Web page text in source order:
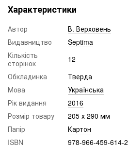
Характеристики
Автор
В. Верховень
Видавництво
Septima
Кількість
сторінок
12
Обкладинка
Тверда
Мова
Українська
Рік видання
2016
Розмір товару
205 х 290 мм
Папір
Картон
ISBN
978-966-459-614-2